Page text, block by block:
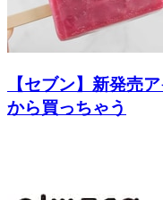
【セブン】新発売
から買っちゃう